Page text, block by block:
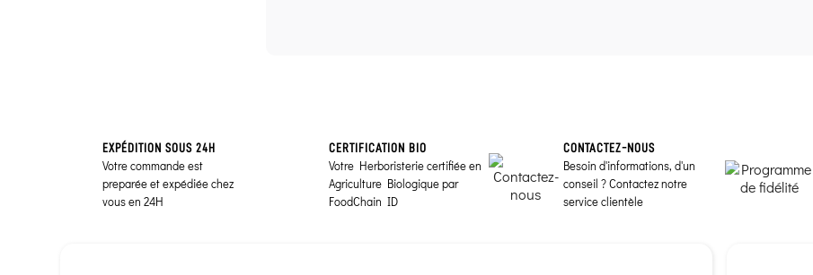
EXPÉDITION SOUS 24H
Votre commande est
preparée et expédiée chez
vous en 24H
CERTIFICATION BIO
Votre Herboristerie certifiée en
Agriculture Biologique par
FoodChain ID
CONTACTEZ-NOUS
Besoin d'informations, d'un
conseil ? Contactez notre
service clientèle